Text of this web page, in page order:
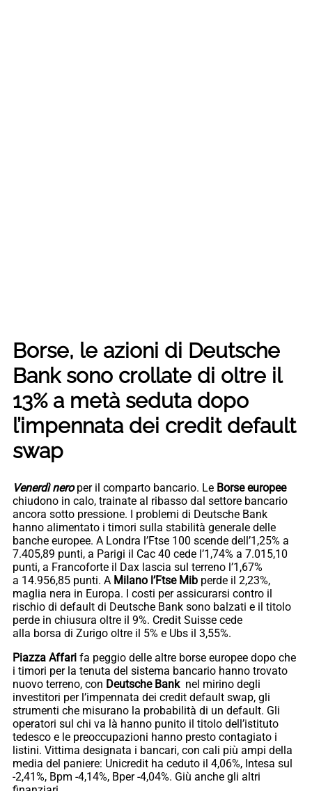
Borse, le azioni di Deutsche
Bank sono crollate di oltre il
13% a metà seduta dopo
l’impennata dei credit default
swap
Venerdì neroper il comparto bancario. Le Borse europee
chiudono in calo, trainate al ribasso dal settore bancario
ancora sotto pressione. I problemi di Deutsche Bank
hanno alimentato i timori sulla stabilità generale delle
banche europee. A Londra l’Ftse 100 scende dell’1,25% a
7.405,89 punti, a Parigi il Cac 40 cede l’1,74% a 7.015,10
punti, a Francoforte il Dax lascia sul terreno l’1,67%
a 14.956,85 punti. A Milano l’Ftse Mib perde il 2,23%,
maglia nera in Europa. I costi per assicurarsi contro il
rischio di default di Deutsche Bank sono balzati e il titolo
perde in chiusura oltre il 9%. Credit Suisse cede
alla borsa di Zurigo oltre il 5% e Ubs il 3,55%.
Piazza Affari fa peggio delle altre borse europee dopo che
i timori per la tenuta del sistema bancario hanno trovato
nuovo terreno, con Deutsche Banknel mirino degli
investitori per l’impennata dei credit default swap, gli
strumenti che misurano la probabilità di un default. Gli
operatori sul chi va là hanno punito il titolo dell’istituto
tedesco e le preoccupazioni hanno presto contagiato i
listini. Vittima designata i bancari, con cali più ampi della
media del paniere: Unicredit ha ceduto il 4,06%, Intesa sul
-2,41%, Bpm -4,14%, Bper -4,04%. Giù anche gli altri